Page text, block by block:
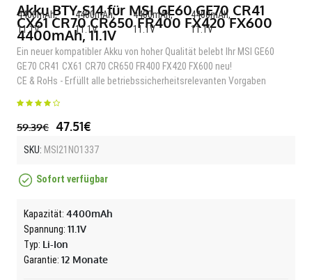
Akku BTY-S14 für MSI GE60 GE70 CR41
CX61 CR70 CR650 FR400 FX420 FX600
4400mAh, 11.1V
Ein neuer kompatibler Akku von hoher Qualität belebt Ihr MSI GE60
GE70 CR41 CX61 CR70 CR650 FR400 FX420 FX600 neu!
CE & RoHs - Erfüllt alle betriebssicherheitsrelevanten Vorgaben
59.39€ 47.51€
SKU: MSI21NO1337
Sofort verfügbar
Kapazität: 4400mAh
Spannung: 11.1V
Typ: Li-Ion
Garantie: 12 Monate